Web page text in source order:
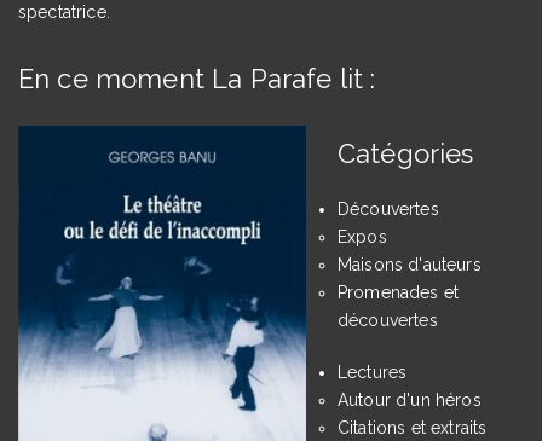
spectatrice.
En ce moment La Parafe lit :
Catégories
Découvertes
Expos
Maisons d'auteurs
Promenades et
découvertes
Lectures
Autour d'un héros
Citations et extraits